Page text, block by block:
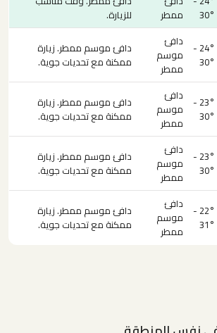
30°
ممطر
للزيارة.
24° -
30°
دافئ
موسم
ممطر
دافئ موسم ممطر. زيارة
ممكنة مع تحديات جوية.
23° -
30°
دافئ
موسم
ممطر
دافئ موسم ممطر. زيارة
ممكنة مع تحديات جوية.
23° -
30°
دافئ
موسم
ممطر
دافئ موسم ممطر. زيارة
ممكنة مع تحديات جوية.
22° -
31°
دافئ
موسم
ممطر
دافئ موسم ممطر. زيارة
ممكنة مع تحديات جوية.